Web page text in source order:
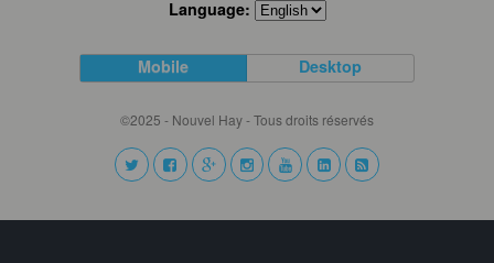
Language:
Mobile Desktop
©2025 - Nouvel Hay - Tous droits réservés